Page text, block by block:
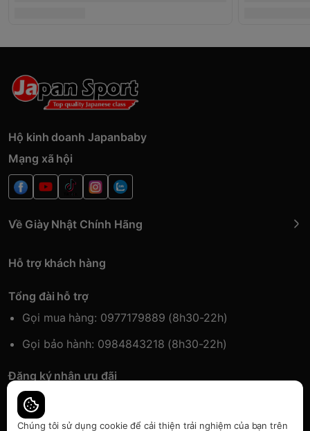
Hộ kinh doanh Japanbaby
Mạng xã hội
Về Giày Nhật Chính Hãng
Hỗ trợ khách hàng
Tổng đài hỗ trợ
Gọi mua hàng: 0977179889 (8h30-22h)
Gọi bảo hành: 0984843218 (8h30-22h)
Đăng ký nhận ưu đãi
Đăng kí để nhận thông tin ưu đãi sớm nhất.
Chúng tôi sử dụng cookie để cải thiện trải nghiệm của bạn trên